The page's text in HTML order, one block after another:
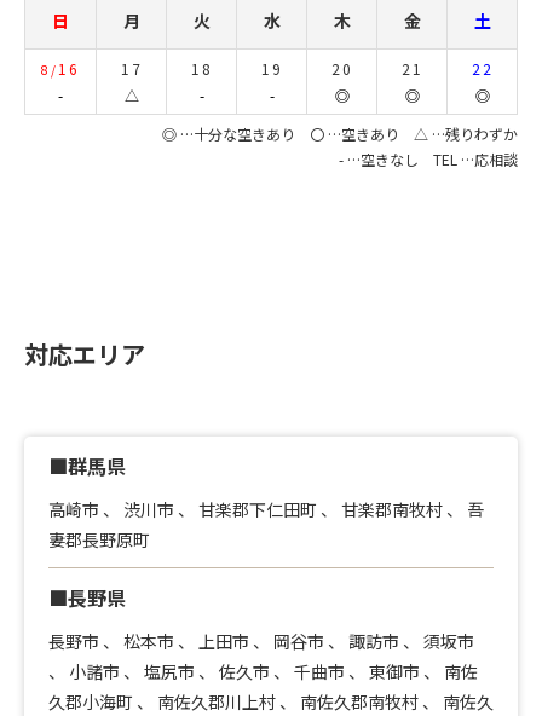
日 月 火 水 木 金 土
8/ 16
-
17
△
18
-
19
-
20
◎
21
◎
22
◎
◎ …十分な空きあり 〇 …空きあり △ …残りわずか
- …空きなし TEL …応相談
対応エリア
■群馬県
高崎市 、 渋川市 、 甘楽郡下仁田町 、 甘楽郡南牧村 、 吾
妻郡長野原町
■長野県
長野市 、 松本市 、 上田市 、 岡谷市 、 諏訪市 、 須坂市
、 小諸市 、 塩尻市 、 佐久市 、 千曲市 、 東御市 、 南佐
久郡小海町 、 南佐久郡川上村 、 南佐久郡南牧村 、 南佐久